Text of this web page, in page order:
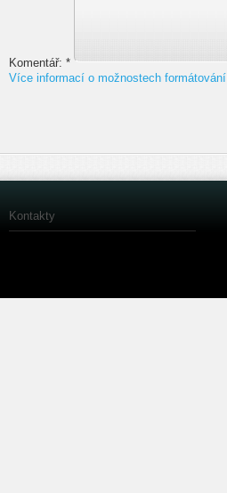
Komentář: *
Více informací o možnostech formátování
Kontakty